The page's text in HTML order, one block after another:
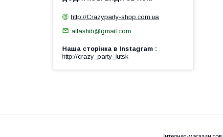
http://Crazyparty-shop.com.ua
allashib@gmail.com
Наша сторінка в Instagram
http://crazy_party_lutsk